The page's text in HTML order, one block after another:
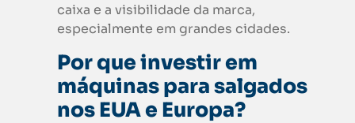
caixa e a visibilidade da marca,
especialmente em grandes cidades.
Por que investir em
máquinas para salgados
nos EUA e Europa?